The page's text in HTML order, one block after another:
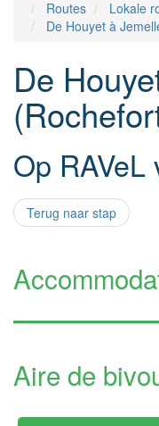
Routes
Lokale
De Houyet à
De
Op RAVeL
Terug naar stap
Aire de